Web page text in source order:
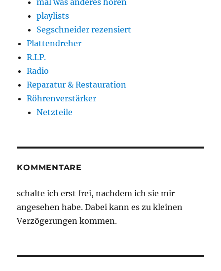
mal was anderes hören
playlists
Segschneider rezensiert
Plattendreher
R.I.P.
Radio
Reparatur & Restauration
Röhrenverstärker
Netzteile
KOMMENTARE
schalte ich erst frei, nachdem ich sie mir
angesehen habe. Dabei kann es zu kleinen
Verzögerungen kommen.